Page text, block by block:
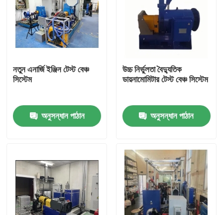
আমাদের সম্বন্ধে
কারখানা ভ্রমণ
নতুন এনার্জি ইঞ্জিন টেস্ট বেঞ্চ
সিস্টেম
অনুসন্ধান পাঠান
উচ্চ নির্ভুলতা বৈদ্যুতিক
ডায়নামোমিটার টেস্ট বেঞ্চ সিস্টেম
অনুসন্ধান পাঠান